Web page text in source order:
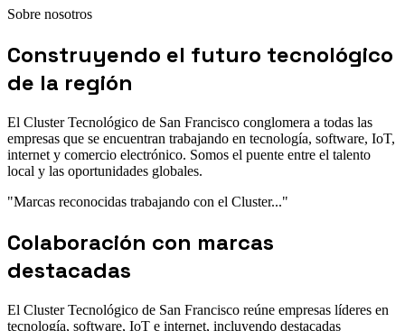
Sobre nosotros
Construyendo el futuro tecnológico
de la región
El Cluster Tecnológico de San Francisco conglomera a todas las
empresas que se encuentran trabajando en tecnología, software, IoT,
internet y comercio electrónico. Somos el puente entre el talento
local y las oportunidades globales.
"Marcas reconocidas trabajando con el Cluster..."
Colaboración con marcas
destacadas
El Cluster Tecnológico de San Francisco reúne empresas líderes en
tecnología, software, IoT e internet, incluyendo destacadas